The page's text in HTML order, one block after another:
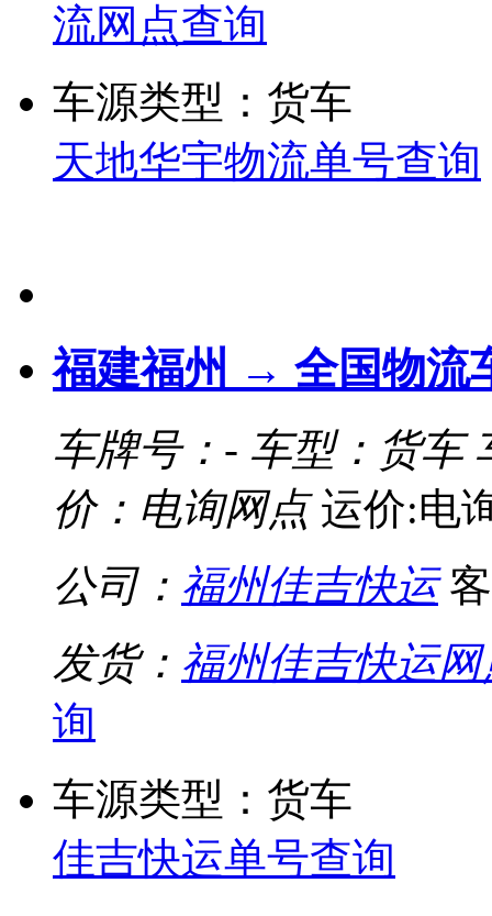
流网点查询
车源类型：货车
天地华宇物流单号查询
福建福州 → 全国物流
车牌号：- 车型：货车
价：电询网点运价:电
公司： 福州佳吉快运客
发货： 福州佳吉快运
询
车源类型：货车
佳吉快运单号查询